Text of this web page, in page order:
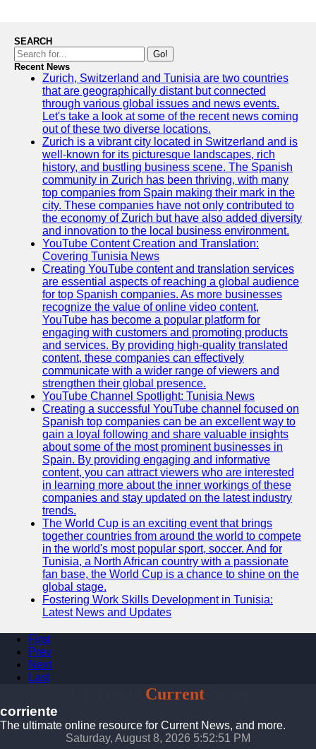
SEARCH
Go!
Recent News
Zurich, Switzerland and Tunisia are two countries
that are geographically distant but connected
through various global issues and news events.
Let's take a look at some of the recent news coming
out of these two diverse locations.
Zurich is a vibrant city located in Switzerland and is
well-known for its picturesque landscapes, rich
history, and bustling business scene. The Spanish
community in Zurich has been thriving, with many
top companies from Spain making their mark in the
city. These companies have not only contributed to
the economy of Zurich but have also added diversity
and innovation to the local business environment.
YouTube Content Creation and Translation:
Covering Tunisia News
Creating YouTube content and translation services
are essential aspects of reaching a global audience
for top Spanish companies. As more businesses
recognize the value of online video content,
YouTube has become a popular platform for
engaging with customers and promoting products
and services. By providing high-quality translated
content, these companies can effectively
communicate with a wider range of viewers and
strengthen their global presence.
YouTube Channel Spotlight: Tunisia News
Creating a successful YouTube channel focused on
Spanish top companies can be an excellent way to
gain a loyal following and share valuable insights
about some of the most prominent businesses in
Spain. By providing engaging and informative
content, you can attract viewers who are interested
in learning more about the inner workings of these
companies and stay updated on the latest industry
trends.
The World Cup is an exciting event that brings
together countries from around the world to compete
in the world's most popular sport, soccer. And for
Tunisia, a North African country with a passionate
fan base, the World Cup is a chance to shine on the
global stage.
Fostering Work Skills Development in Tunisia:
Latest News and Updates
First
Prev
Next
Last
CurrentNews
corriente
The ultimate online resource for Current News, and more.
Saturday, August 8, 2026 5:52:51 PM